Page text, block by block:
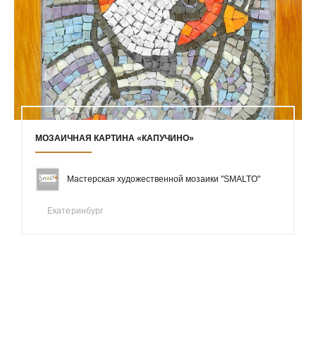
МОЗАИЧНАЯ КАРТИНА «КАПУЧИНО»
Мастерская художественной мозаики "SMALTO"
Екатеринбург